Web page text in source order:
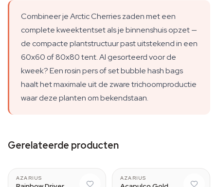
Combineer je Arctic Cherries zaden met een
complete kweektentset als je binnenshuis opzet —
de compacte plantstructuur past uitstekend in een
60x60 of 80x80 tent. Al gesorteerd voor de
kweek? Een rosin pers of set bubble hash bags
haalt het maximale uit de zware trichoomproductie
waar deze planten om bekendstaan.
Gerelateerde producten
AZARIUS AZARIUS